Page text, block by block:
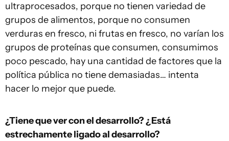
ultraprocesados, porque no tienen variedad de
grupos de alimentos, porque no consumen
verduras en fresco, ni frutas en fresco, no varían los
grupos de proteínas que consumen, consumimos
poco pescado, hay una cantidad de factores que la
política pública no tiene demasiadas… intenta
hacer lo mejor que puede.
¿Tiene que ver con el desarrollo? ¿Está
estrechamente ligado al desarrollo?